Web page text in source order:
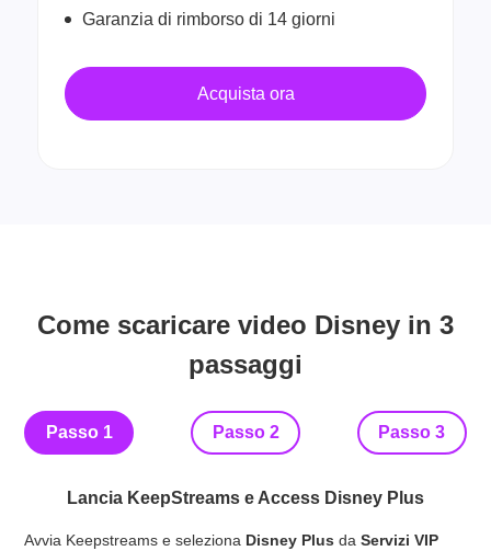
Garanzia di rimborso di 14 giorni
Acquista ora
Come scaricare video Disney in 3
passaggi
Passo 1 Passo 2 Passo 3
Lancia KeepStreams e Access Disney Plus
Avvia Keepstreams e seleziona Disney PlusdaServizi VIP